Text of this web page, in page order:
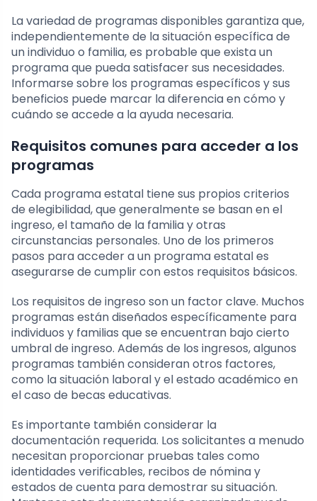
La variedad de programas disponibles garantiza que,
independientemente de la situación específica de
un individuo o familia, es probable que exista un
programa que pueda satisfacer sus necesidades.
Informarse sobre los programas específicos y sus
beneficios puede marcar la diferencia en cómo y
cuándo se accede a la ayuda necesaria.
Requisitos comunes para acceder a los
programas
Cada programa estatal tiene sus propios criterios
de elegibilidad, que generalmente se basan en el
ingreso, el tamaño de la familia y otras
circunstancias personales. Uno de los primeros
pasos para acceder a un programa estatal es
asegurarse de cumplir con estos requisitos básicos.
Los requisitos de ingreso son un factor clave. Muchos
programas están diseñados específicamente para
individuos y familias que se encuentran bajo cierto
umbral de ingreso. Además de los ingresos, algunos
programas también consideran otros factores,
como la situación laboral y el estado académico en
el caso de becas educativas.
Es importante también considerar la
documentación requerida. Los solicitantes a menudo
necesitan proporcionar pruebas tales como
identidades verificables, recibos de nómina y
estados de cuenta para demostrar su situación.